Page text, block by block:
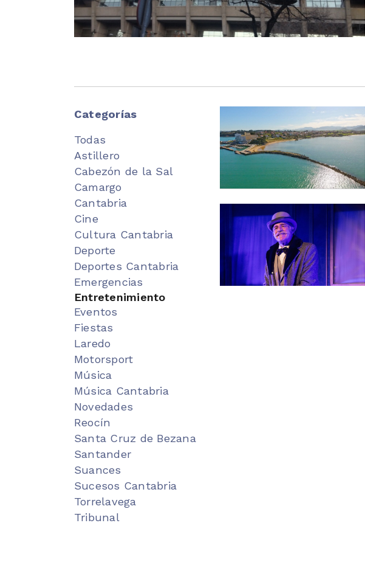
Categorías
Todas
Astillero
Cabezón de la Sal
Camargo
Cantabria
Cine
Cultura Cantabria
Deporte
Deportes Cantabria
Emergencias
Entretenimiento
Eventos
Fiestas
Laredo
Motorsport
Música
Música Cantabria
Novedades
Reocín
Santa Cruz de Bezana
Santander
Suances
Sucesos Cantabria
Torrelavega
Tribunal